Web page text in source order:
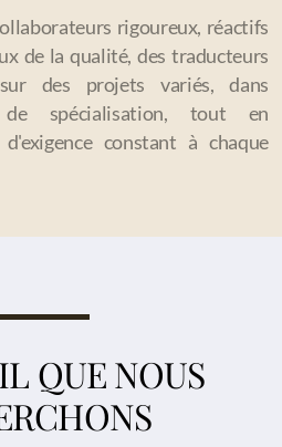
rigoureux, réactifs
de la qualité, des traducteurs
des projets variés, dans
de spécialisation, tout en
constant à chaque
QUE NOUS
publiques